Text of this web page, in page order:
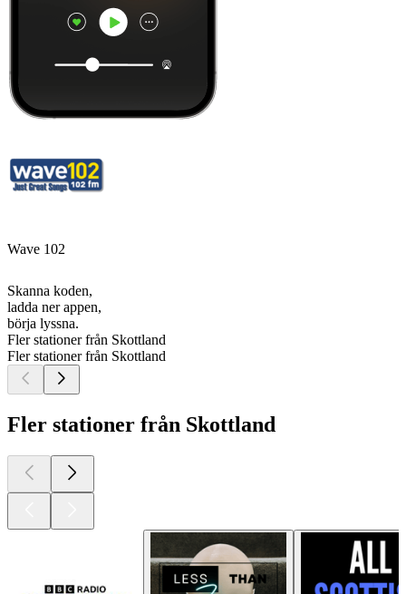
Wave 102
Skanna koden,
ladda ner appen,
börja lyssna.
Fler stationer från Skottland
Fler stationer från Skottland
Fler stationer från Skottland